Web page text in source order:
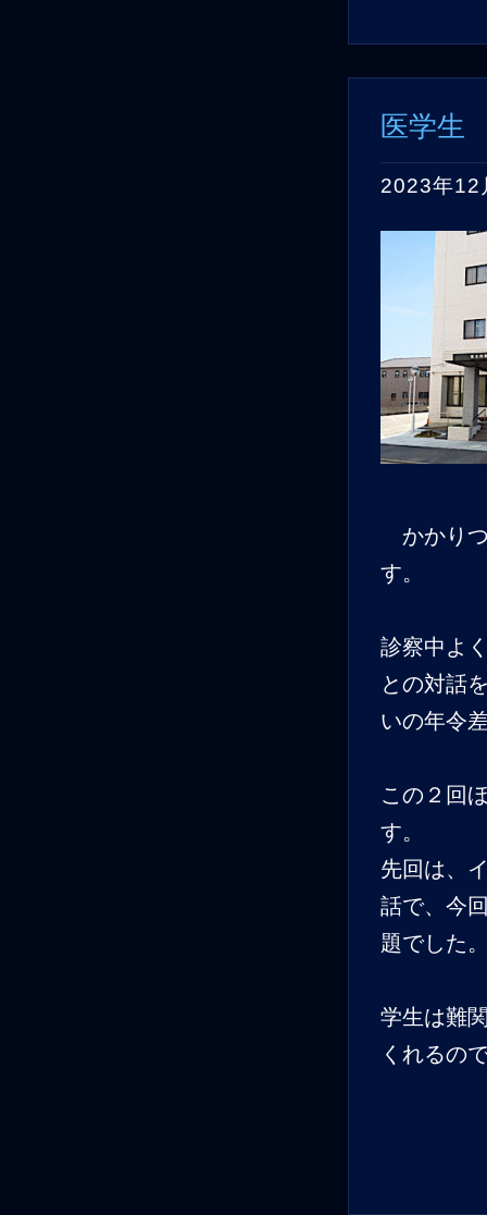
医学生
2023年12
かかりつ
す。
診察中よ
との対話
いの年令
この２回
す。
先回は、
話で、今
題でした
学生は難
くれるの